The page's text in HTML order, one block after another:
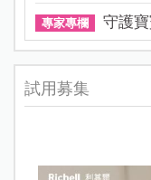
專家專欄 守護
試用募集